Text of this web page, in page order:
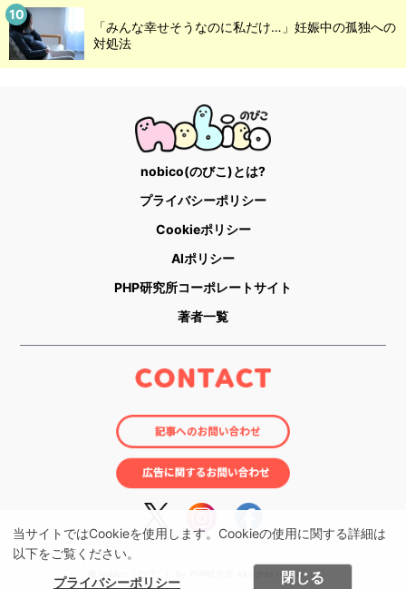
当サイトではCookieを使用します。Cookieの使用に関する詳細は
以下をご覧ください。
プライバシーポリシー
閉じる
「みんな幸せそうなのに私だけ…」妊娠中の孤独への
対処法
nobico(のびこ)とは?
プライバシーポリシー
Cookieポリシー
AIポリシー
PHP研究所コーポレートサイト
著者一覧
© nobico（のびこ） by PHP研究所 All rights reserved.